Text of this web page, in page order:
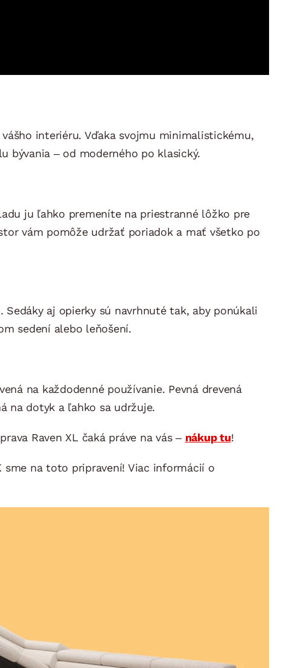
interiéru. Vďaka svojmu minimalistickému,
bývania – od moderného po klasický.
ju ľahko premeníte na priestranné lôžko pre
vám pomôže udržať poriadok a mať všetko po
aj opierky sú navrhnuté tak, aby ponúkali
sedení alebo leňošení.
na každodenné používanie. Pevná drevená
na dotyk a ľahko sa udržuje.
Raven XL čaká práve na vás – nákup tu!
sme na toto pripravení! Viac informácií o